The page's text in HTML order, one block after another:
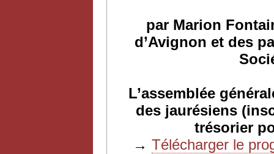
par Marion
d’Avignon et des
L’assemblée
des jaurésiens
trésorier
→ Télécharger le